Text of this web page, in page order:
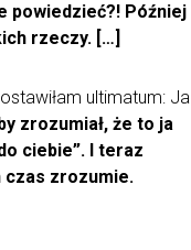
powiedzieć?! Później
rzeczy. […]
ultimatum: Ja
zrozumiał, że to ja
ciebie”. I teraz
czas zrozumie.